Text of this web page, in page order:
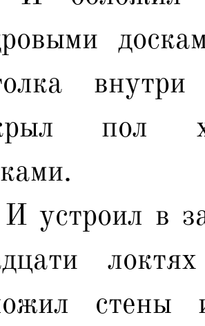
пол
устроил в
стены